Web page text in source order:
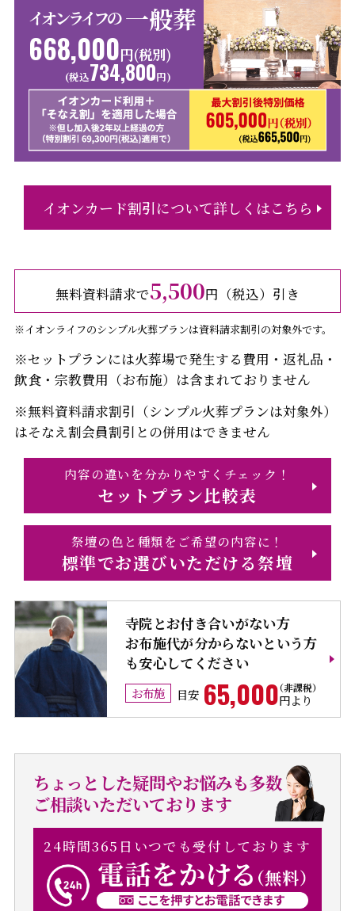
イオンライフの 一般葬
668,000円(税別)
(税込734,800円)
イオンカード割引について詳しくはこちら
無料資料請求で5,500円（税込）引き
※イオンライフのシンプル火葬プランは資料請求割引の対象外です。
※セットプランには火葬場で発生する費用・返礼品・
飲食・宗教費用（お布施）は含まれておりません
※無料資料請求割引（シンプル火葬プランは対象外）
はそなえ割会員割引との併用はできません
内容の違いを分かりやすくチェック！
セットプラン比較表
祭壇の色と種類をご希望の内容に！
標準でお選びいただける祭壇
寺院とお付き合いがない方
お布施代が分からないという方
も安心してください
お布施 目安 65,000円より
ちょっとした疑問やお悩みも多数
ご相談いただいております
24時間365日いつでも受付しております